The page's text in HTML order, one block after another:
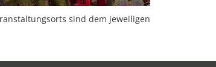
sind dem jeweiligen